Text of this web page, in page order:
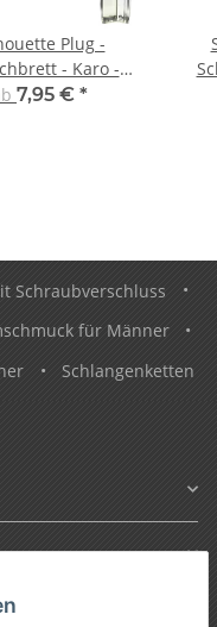
Plug -
- Karo -
Grün
7,95 € *
Schraubverschluss
•
für Männer
•
• Schlangenketten